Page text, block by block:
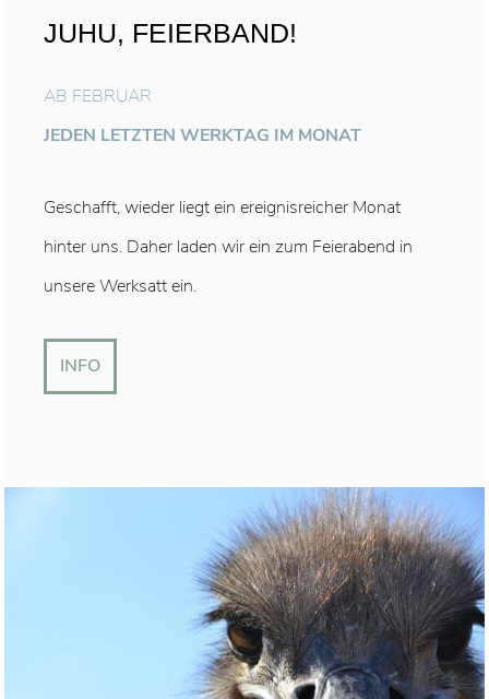
JUHU, FEIERBAND!
AB FEBRUAR
JEDEN LETZTEN WERKTAG IM MONAT
Geschafft, wieder liegt ein ereignisreicher Monat
hinter uns. Daher laden wir ein zum Feierabend in
unsere Werksatt ein.
INFO